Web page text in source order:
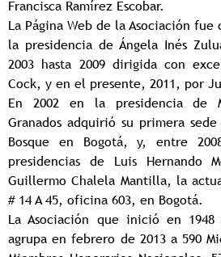
Francisca Ramírez Escobar.
La Página Web de la Asociación fue
la presidencia de Ángela Inés
2003 hasta 2009 dirigida con
Cock, y en el presente, 2011, por
En 2002 en la presidencia de
Granados adquirió su primera
Bosque en Bogotá, y, entre
presidencias de Luis Hernando
Guillermo Chalela Mantilla, la
# 14 A 45, oficina 603, en Bogotá.
La Asociación que inició en 1948
agrupa en febrero de 2013 a 590